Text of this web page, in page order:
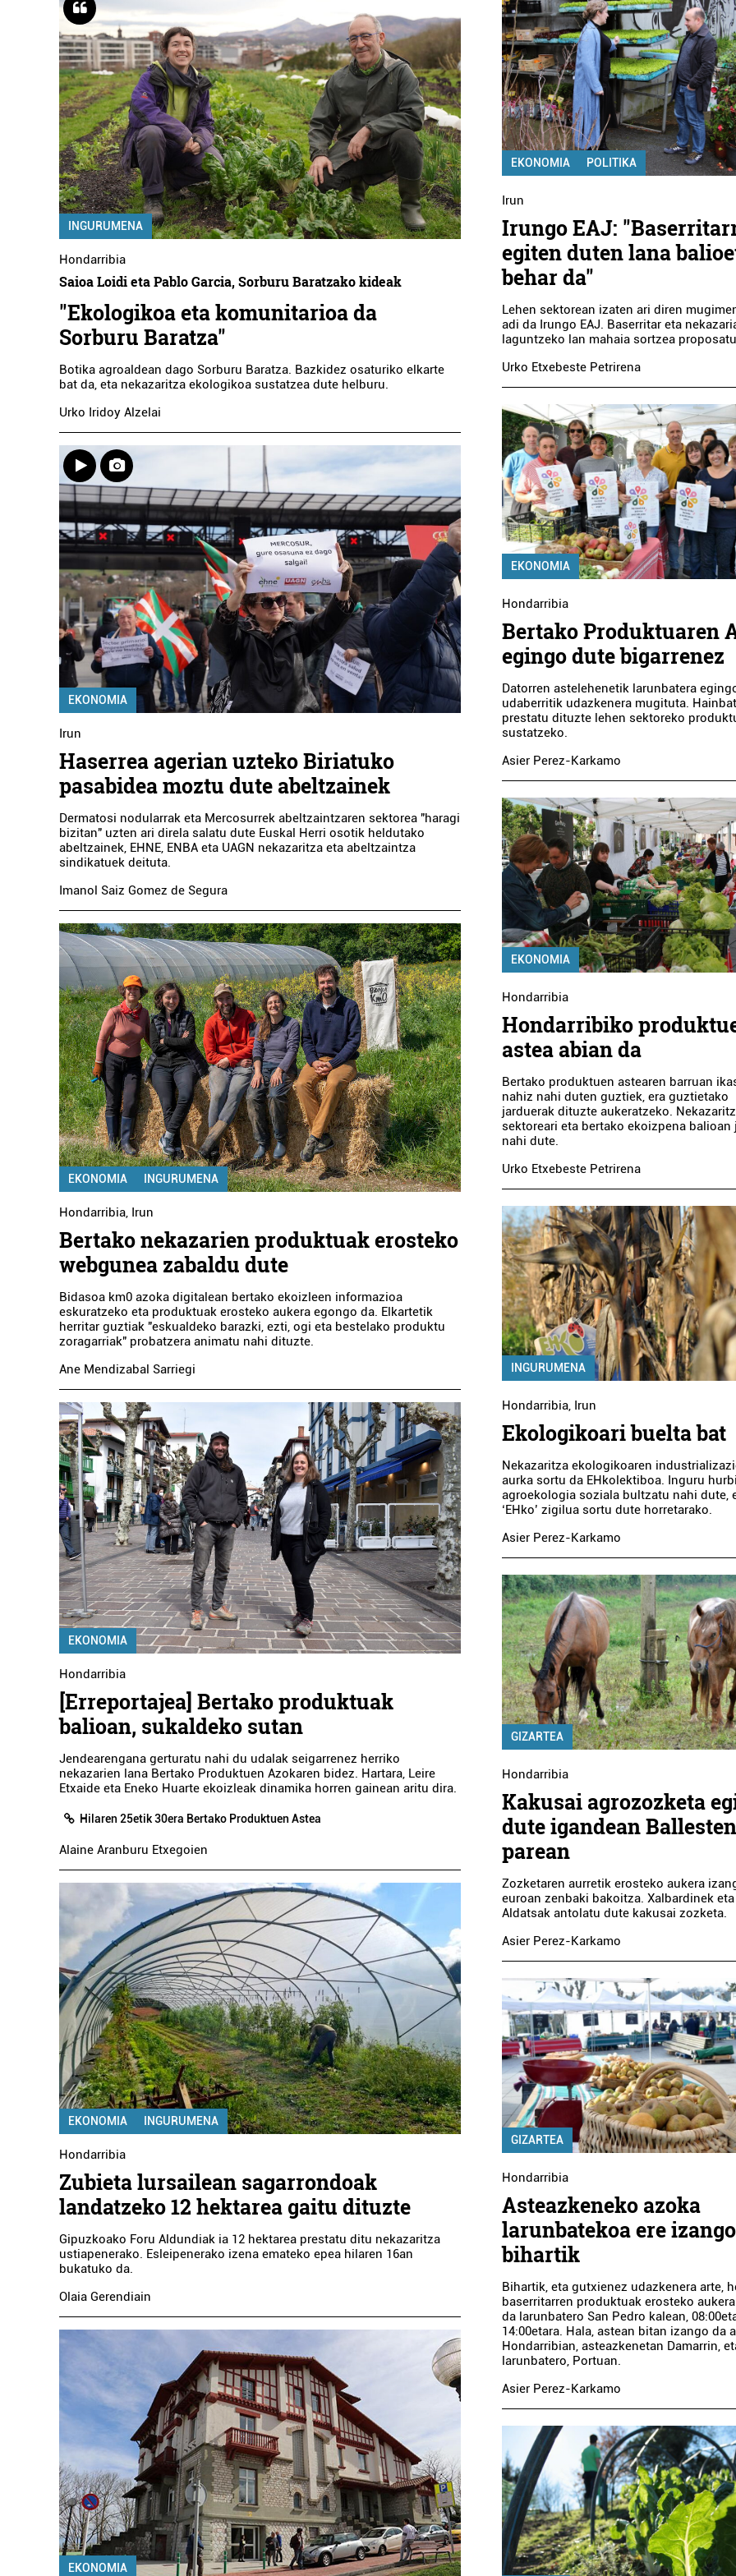
INGURUMENA
Hondarribia
Saioa Loidi eta Pablo Garcia, Sorburu Baratzako kideak
"Ekologikoa eta komunitarioa da
Sorburu Baratza"
Botika agroaldean dago Sorburu Baratza. Bazkidez osaturiko elkarte
bat da, eta nekazaritza ekologikoa sustatzea dute helburu.
Urko Iridoy Alzelai
EKONOMIA
Irun
Haserrea agerian uzteko Biriatuko
pasabidea moztu dute abeltzainek
Dermatosi nodularrak eta Mercosurrek abeltzaintzaren sektorea "haragi
bizitan" uzten ari direla salatu dute Euskal Herri osotik heldutako
abeltzainek, EHNE, ENBA eta UAGN nekazaritza eta abeltzaintza
sindikatuek deituta.
Imanol Saiz Gomez de Segura
EKONOMIA INGURUMENA
Hondarribia, Irun
Bertako nekazarien produktuak erosteko
webgunea zabaldu dute
Bidasoa km0 azoka digitalean bertako ekoizleen informazioa
eskuratzeko eta produktuak erosteko aukera egongo da. Elkartetik
herritar guztiak "eskualdeko barazki, ezti, ogi eta bestelako produktu
zoragarriak" probatzera animatu nahi dituzte.
Ane Mendizabal Sarriegi
EKONOMIA
Hondarribia
[Erreportajea] Bertako produktuak
balioan, sukaldeko sutan
Jendearengana gerturatu nahi du udalak seigarrenez herriko
nekazarien lana Bertako Produktuen Azokaren bidez. Hartara, Leire
Etxaide eta Eneko Huarte ekoizleak dinamika horren gainean aritu dira.
Hilaren 25etik 30era Bertako Produktuen Astea
Alaine Aranburu Etxegoien
EKONOMIA INGURUMENA
Hondarribia
Zubieta lursailean sagarrondoak
landatzeko 12 hektarea gaitu dituzte
Gipuzkoako Foru Aldundiak ia 12 hektarea prestatu ditu nekazaritza
ustiapenerako. Esleipenerako izena emateko epea hilaren 16an
bukatuko da.
Olaia Gerendiain
EKONOMIA
EKONOMIA POLITIKA
Irun
Irungo EAJ:
egiten duten lana
behar da"
Lehen sektorean izaten ari diren
adi da Irungo EAJ. Baserritar eta
laguntzeko lan mahaia sortzea
Urko Etxebeste Petrirena
EKONOMIA
Hondarribia
Bertako Produktuaren
egingo dute bigarrenez
Datorren astelehenetik larunbatera
udaberritik udazkenera mugituta.
prestatu dituzte lehen sektoreko
sustatzeko.
Asier Perez-Karkamo
EKONOMIA
Hondarribia
Hondarribiko
astea abian da
Bertako produktuen astearen barruan
nahiz nahi duten guztiek, era guztietako
jarduerak dituzte aukeratzeko.
sektoreari eta bertako ekoizpena balioan
nahi dute.
Urko Etxebeste Petrirena
INGURUMENA
Hondarribia, Irun
Ekologikoari buelta bat
Nekazaritza ekologikoaren
aurka sortu da EHkolektiboa. Inguru
agroekologia soziala bultzatu nahi dute,
‘EHko’ zigilua sortu dute horretarako.
Asier Perez-Karkamo
GIZARTEA
Hondarribia
Kakusai agrozozketa
dute igandean
parean
Zozketaren aurretik erosteko aukera
euroan zenbaki bakoitza. Xalbardinek eta
Aldatsak antolatu dute kakusai zozketa.
Asier Perez-Karkamo
GIZARTEA
Hondarribia
Asteazkeneko azoka
larunbatekoa ere
bihartik
Bihartik, eta gutxienez udazkenera arte,
baserritarren produktuak erosteko
da larunbatero San Pedro kalean,
14:00etara. Hala, astean bitan izango da
Hondarribian, asteazkenetan Damarrin,
larunbatero, Portuan.
Asier Perez-Karkamo
LANDARE HERRIKO
TABERNA
Errenteria-Orereta
PASAIAKO PORTU
AGINTARITZA
Pasaia
Ostalaritza
LANDARE
TABERNA
Errenteria-Orereta